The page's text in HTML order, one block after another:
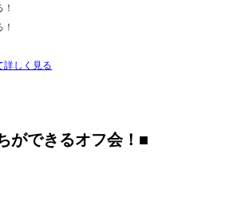
詳しく見る
ができるオフ会！■